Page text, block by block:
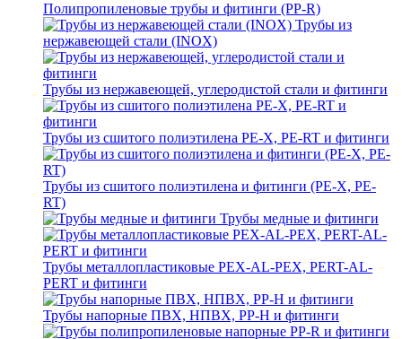
Полипропиленовые трубы и фитинги (PP-R)
Трубы из
нержавеющей стали (INOX)
Трубы из нержавеющей, углеродистой стали и фитинги
Трубы из сшитого полиэтилена PE-X, PE-RT и фитинги
Трубы из сшитого полиэтилена и фитинги (PE-X, PE-
RT)
Трубы медные и фитинги
Трубы металлопластиковые PEX-AL-PEX, PERT-AL-
PERT и фитинги
Трубы напорные ПВХ, НПВХ, PP-H и фитинги